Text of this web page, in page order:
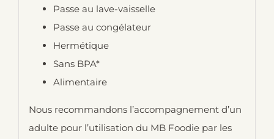
Passe au lave-vaisselle
Passe au congélateur
Hermétique
Sans BPA*
Alimentaire
Nous recommandons l’accompagnement d’un
adulte pour l’utilisation du MB Foodie par les